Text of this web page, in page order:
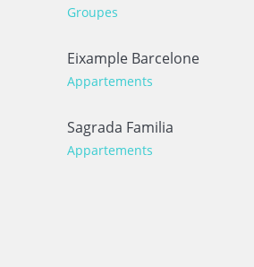
Groupes
Eixample Barcelone
Appartements
Sagrada Familia
Appartements